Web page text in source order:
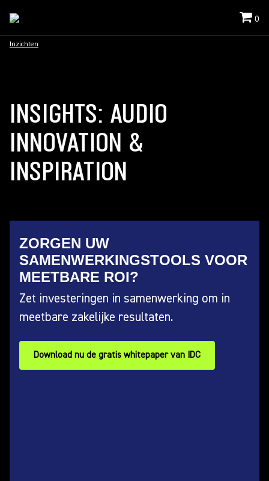
0
Inzichten
INSIGHTS: AUDIO
INNOVATION &
INSPIRATION
ZORGEN UW
SAMENWERKINGSTOOLS VOOR
MEETBARE ROI?
Zet investeringen in samenwerking om in
meetbare zakelijke resultaten.
Download nu de gratis whitepaper van IDC